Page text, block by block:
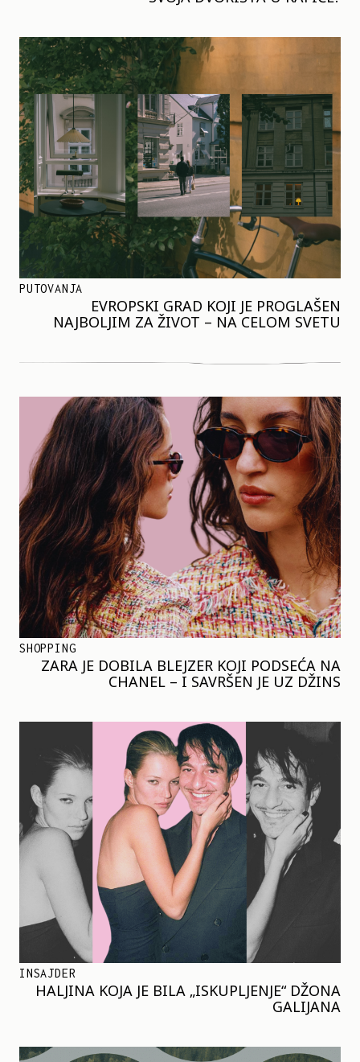
PUTOVANJA
EVROPSKI GRAD KOJI JE PROGLAŠEN
NAJBOLJIM ZA ŽIVOT – NA CELOM SVETU
SHOPPING
ZARA JE DOBILA BLEJZER KOJI PODSEĆA NA
CHANEL – I SAVRŠEN JE UZ DŽINS
INSAJDER
HALJINA KOJA JE BILA „ISKUPLJENJE“ DŽONA
GALIJANA